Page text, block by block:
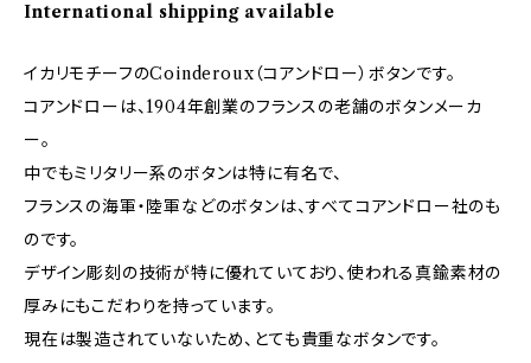
International shipping available
イカリモチーフのCoinderoux（コアンドロー）ボタンです。
コアンドローは、1904年創業のフランスの老舗のボタンメーカ
ー。
中でもミリタリー系のボタンは特に有名で、
フランスの海軍・陸軍などのボタンは、すべてコアンドロー社のも
のです。
デザイン彫刻の技術が特に優れていており、使われる真鍮素材の
厚みにもこだわりを持っています。
現在は製造されていないため、とても貴重なボタンです。